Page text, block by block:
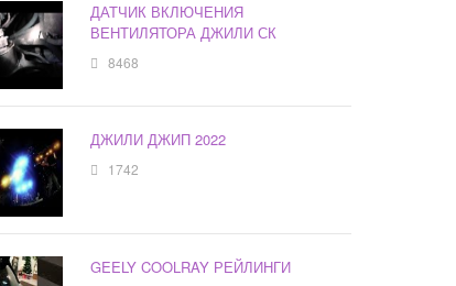
ДАТЧИК ВКЛЮЧЕНИЯ
ВЕНТИЛЯТОРА ДЖИЛИ СК
8468
ДЖИЛИ ДЖИП 2022
1742
GEELY COOLRAY РЕЙЛИНГИ